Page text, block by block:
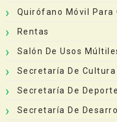
Quirófano Móvil Para
Rentas
Salón De Usos
Secretaría De Cultura
Secretaría De
Secretaría De